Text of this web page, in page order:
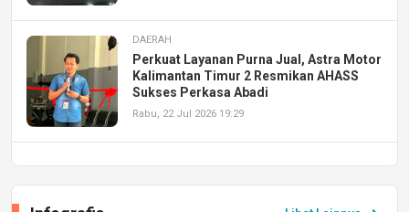
DAERAH
Perkuat Layanan Purna Jual, Astra Motor
Kalimantan Timur 2 Resmikan AHASS
Sukses Perkasa Abadi
Rabu, 22 Jul 2026 19:29